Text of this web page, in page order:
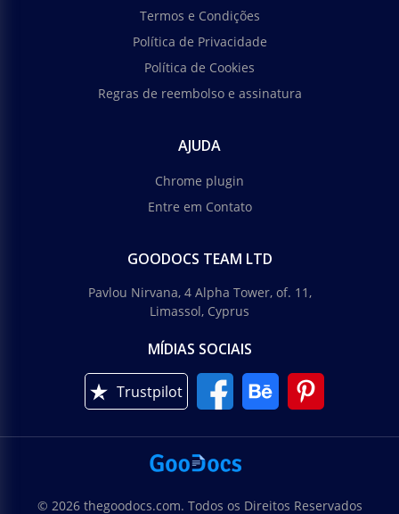
Termos e Condições
Política de Privacidade
Política de Cookies
Regras de reembolso e assinatura
AJUDA
Chrome plugin
Entre em Contato
GOODOCS TEAM LTD
Pavlou Nirvana, 4 Alpha Tower, of. 11,
Limassol, Cyprus
MÍDIAS SOCIAIS
Trustpilot
© 2026 thegoodocs.com. Todos os Direitos Reservados